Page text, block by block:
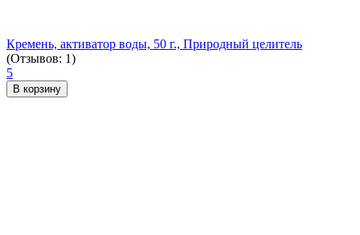
Кремень, активатор воды, 50 г., Природный целитель
(Отзывов: 1)
5
В корзину